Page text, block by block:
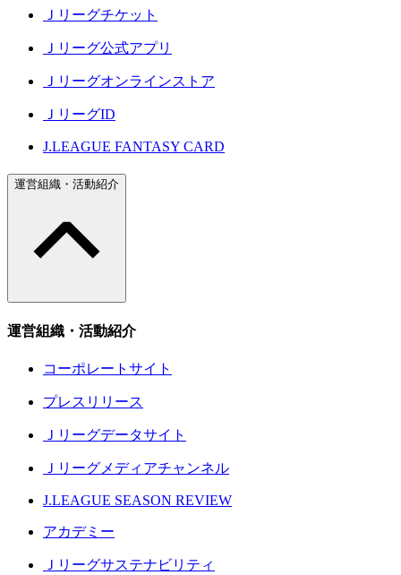
Ｊリーグチケット
Ｊリーグ公式アプリ
Ｊリーグオンラインストア
ＪリーグID
J.LEAGUE FANTASY CARD
運営組織・活動紹介
運営組織・活動紹介
コーポレートサイト
プレスリリース
Ｊリーグデータサイト
Ｊリーグメディアチャンネル
J.LEAGUE SEASON REVIEW
アカデミー
Ｊリーグサステナビリティ